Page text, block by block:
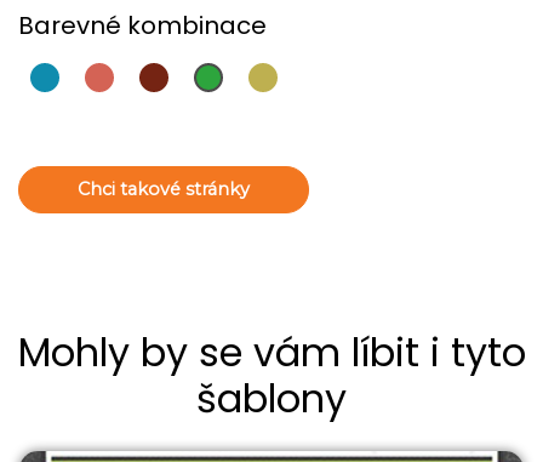
Barevné kombinace
Chci takové stránky
Mohly by se vám líbit i tyto
šablony